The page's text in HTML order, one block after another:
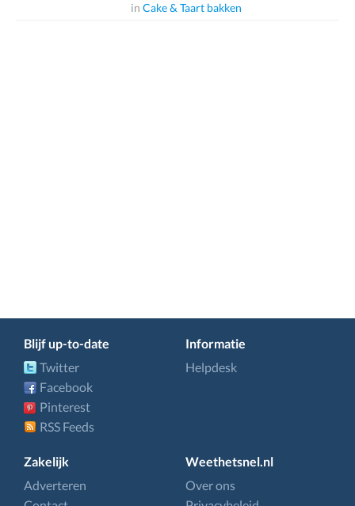
in Cake & Taart bakken
Blijf up-to-date
Twitter
Facebook
Pinterest
RSS Feeds
Informatie
Helpdesk
Zakelijk
Adverteren
Weethetsnel.nl
Over ons